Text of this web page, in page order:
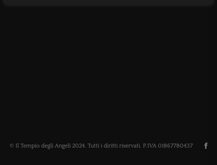
© Il Tempio degli Angeli 2024. Tutti i diritti riservati. P.IVA 01867780437